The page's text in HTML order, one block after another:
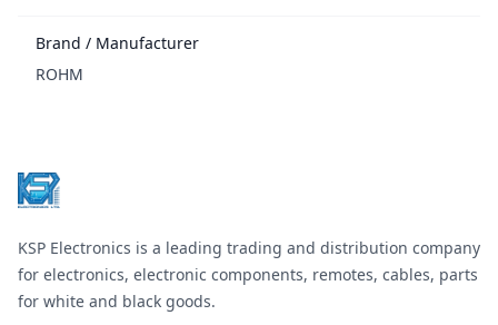
Brand / Manufacturer
ROHM
KSP Electronics is a leading trading and distribution company
for electronics, electronic components, remotes, cables, parts
for white and black goods.